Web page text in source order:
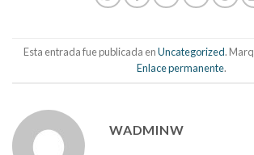
Esta entrada fue publicada enUncategorized.
Enlace permanente.
WADMINW